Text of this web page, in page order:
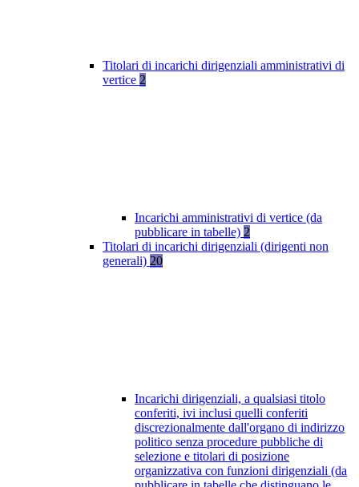
Titolari di incarichi dirigenziali amministrativi di
vertice 2
Incarichi amministrativi di vertice (da
pubblicare in tabelle) 2
Titolari di incarichi dirigenziali (dirigenti non
generali) 20
Incarichi dirigenziali, a qualsiasi titolo
conferiti, ivi inclusi quelli conferiti
discrezionalmente dall'organo di indirizzo
politico senza procedure pubbliche di
selezione e titolari di posizione
organizzativa con funzioni dirigenziali (da